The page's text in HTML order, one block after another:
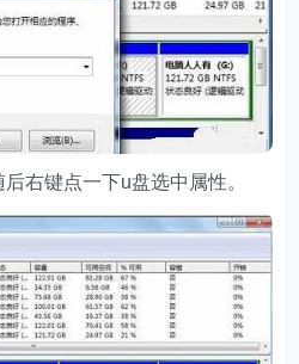
键点一下u盘选中属性。